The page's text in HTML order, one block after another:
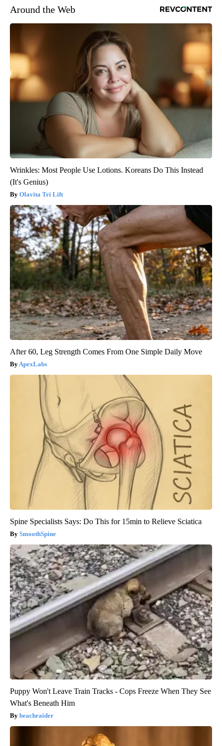
Around the Web
Wrinkles: Most People Use Lotions. Koreans Do This Instead
(It's Genius)
Olavita Tri Lift
After 60, Leg Strength Comes From One Simple Daily Move
ApexLabs
Spine Specialists Says: Do This for 15min to Relieve Sciatica
SmoothSpine
Puppy Won't Leave Train Tracks - Cops Freeze When They See
What's Beneath Him
beachraider